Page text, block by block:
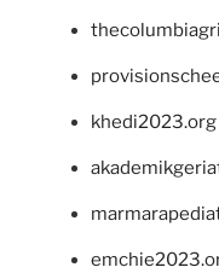
khedi2023.org